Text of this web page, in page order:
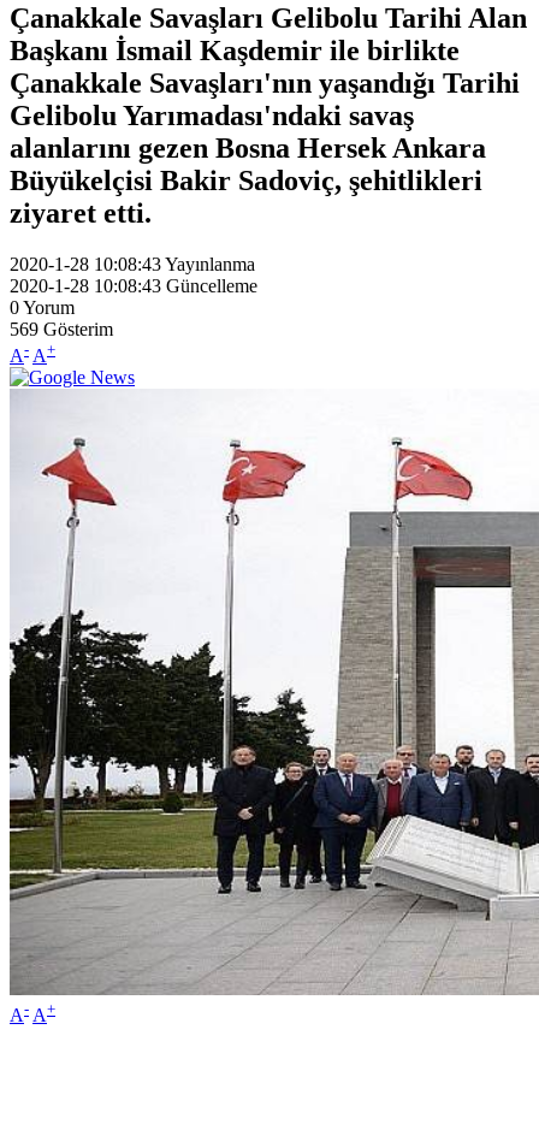
Çanakkale Savaşları Gelibolu Tarihi Alan
Başkanı İsmail Kaşdemir ile birlikte
Çanakkale Savaşları'nın yaşandığı Tarihi
Gelibolu Yarımadası'ndaki savaş
alanlarını gezen Bosna Hersek Ankara
Büyükelçisi Bakir Sadoviç, şehitlikleri
ziyaret etti.
2020-1-28 10:08:43Yayınlanma
2020-1-28 10:08:43 Güncelleme
0Yorum
569 Gösterim
A- A+
A- A+